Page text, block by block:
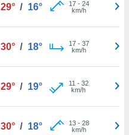
29° / 16° 17- 24
km/h
30° / 18° 17- 37
km/h
29° / 19° 11 - 32
km/h
30° / 18° 13- 28
km/h